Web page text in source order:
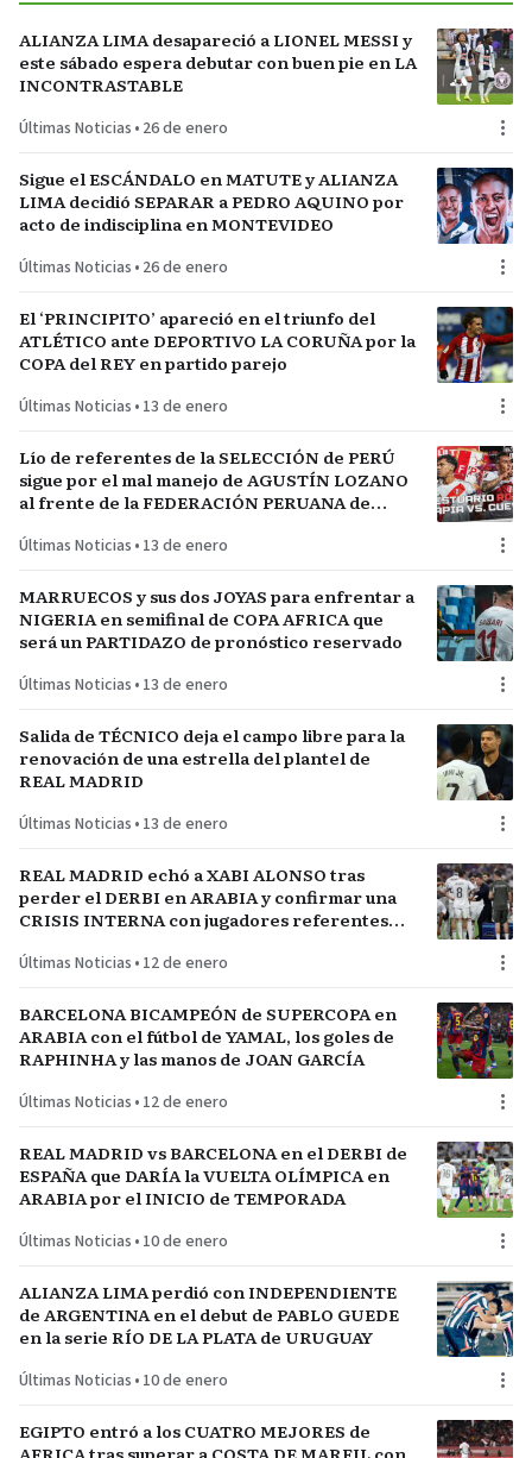
ALIANZA LIMA desapareció a LIONEL MESSI y
este sábado espera debutar con buen pie en LA
INCONTRASTABLE
Últimas Noticias • 26 de enero
Sigue el ESCÁNDALO en MATUTE y ALIANZA
LIMA decidió SEPARAR a PEDRO AQUINO por
acto de indisciplina en MONTEVIDEO
Últimas Noticias • 26 de enero
El ‘PRINCIPITO’ apareció en el triunfo del
ATLÉTICO ante DEPORTIVO LA CORUÑA por la
COPA del REY en partido parejo
Últimas Noticias • 13 de enero
Lío de referentes de la SELECCIÓN de PERÚ
sigue por el mal manejo de AGUSTÍN LOZANO
al frente de la FEDERACIÓN PERUANA de
Últimas Noticias • 13 de enero
MARRUECOS y sus dos JOYAS para enfrentar a
NIGERIA en semifinal de COPA AFRICA que
será un PARTIDAZO de pronóstico reservado
Últimas Noticias • 13 de enero
Salida de TÉCNICO deja el campo libre para la
renovación de una estrella del plantel de
REAL MADRID
Últimas Noticias • 13 de enero
REAL MADRID echó a XABI ALONSO tras
perder el DERBI en ARABIA y confirmar una
CRISIS INTERNA con jugadores referentes
Últimas Noticias • 12 de enero
BARCELONA BICAMPEÓN de SUPERCOPA en
ARABIA con el fútbol de YAMAL, los goles de
RAPHINHA y las manos de JOAN GARCÍA
Últimas Noticias • 12 de enero
REAL MADRID vs BARCELONA en el DERBI de
ESPAÑA que DARÍA la VUELTA OLÍMPICA en
ARABIA por el INICIO de TEMPORADA
Últimas Noticias • 10 de enero
ALIANZA LIMA perdió con INDEPENDIENTE
de ARGENTINA en el debut de PABLO GUEDE
en la serie RÍO DE LA PLATA de URUGUAY
Últimas Noticias • 10 de enero
EGIPTO entró a los CUATRO MEJORES de
AFRICA tras superar a COSTA DE MARFIL con